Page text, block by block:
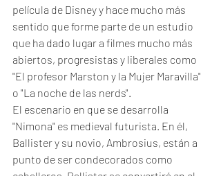
película de Disney y hace mucho más
sentido que forme parte de un estudio
que ha dado lugar a filmes mucho más
abiertos, progresistas y liberales como
"El profesor Marston y la Mujer Maravilla"
o "La noche de las nerds".
El escenario en que se desarrolla
"Nimona" es medieval futurista. En él,
Ballister y su novio, Ambrosius, están a
punto de ser condecorados como